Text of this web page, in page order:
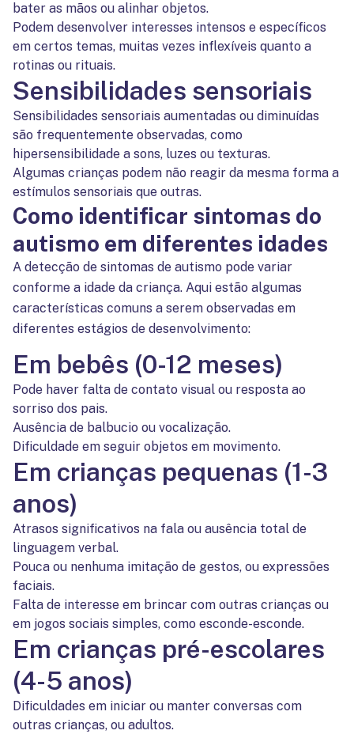
bater as mãos ou alinhar objetos.
Podem desenvolver interesses intensos e específicos
em certos temas, muitas vezes inflexíveis quanto a
rotinas ou rituais.
Sensibilidades sensoriais
Sensibilidades sensoriais aumentadas ou diminuídas
são frequentemente observadas, como
hipersensibilidade a sons, luzes ou texturas.
Algumas crianças podem não reagir da mesma forma a
estímulos sensoriais que outras.
Como identificar sintomas do
autismo em diferentes idades
A detecção de sintomas de autismo pode variar
conforme a idade da criança. Aqui estão algumas
características comuns a serem observadas em
diferentes estágios de desenvolvimento:
Em bebês (0-12 meses)
Pode haver falta de contato visual ou resposta ao
sorriso dos pais.
Ausência de balbucio ou vocalização.
Dificuldade em seguir objetos em movimento.
Em crianças pequenas (1-3
anos)
Atrasos significativos na fala ou ausência total de
linguagem verbal.
Pouca ou nenhuma imitação de gestos, ou expressões
faciais.
Falta de interesse em brincar com outras crianças ou
em jogos sociais simples, como esconde-esconde.
Em crianças pré-escolares
(4-5 anos)
Dificuldades em iniciar ou manter conversas com
outras crianças, ou adultos.